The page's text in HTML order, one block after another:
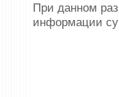
При данном
информации